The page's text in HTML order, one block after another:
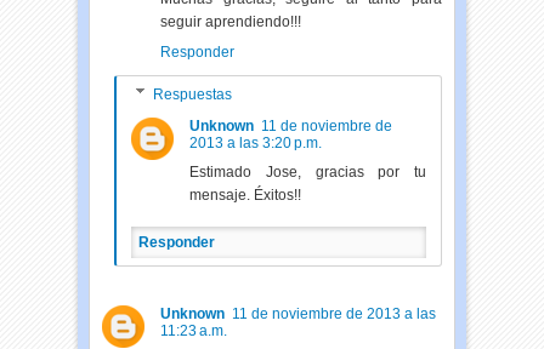
seguir aprendiendo!!!
Responder
Respuestas
Unknown 11 de noviembre de
2013 a las 3:20 p.m.
Estimado Jose, gracias por tu
mensaje. Éxitos!!
Responder
Unknown 11 de noviembre de 2013 a las
11:23 a.m.